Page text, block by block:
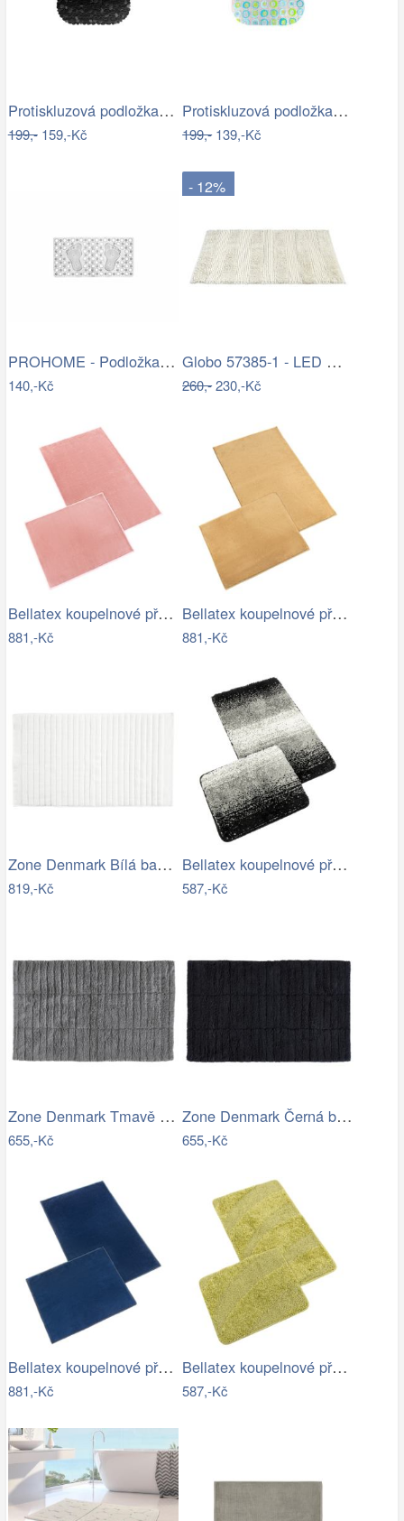
Protiskluzová podložka do koupelny…
199,-159,-Kč
Protiskluzová podložka do koupelny…
199,-139,-Kč
PROHOME - Podložka do vany 66x35cm
140,-Kč
- 12%
Globo 57385-1 - LED Nástěnné bodové…
260,-230,-Kč
Bellatex koupelnové předložky BANYGOLD…
881,-Kč
Bellatex koupelnové předložky BANYGOLD…
881,-Kč
Zone Denmark Bílá bavlněná koupelnová…
819,-Kč
Bellatex koupelnové předložky…
587,-Kč
Zone Denmark Tmavě šedá bavlněná…
655,-Kč
Zone Denmark Černá bavlněná koupelnová…
655,-Kč
Bellatex koupelnové předložky BANYGOLD…
881,-Kč
Bellatex koupelnové předložky…
587,-Kč